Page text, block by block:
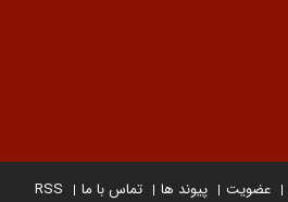
عضویت پیوند ها تماس با ما RSS